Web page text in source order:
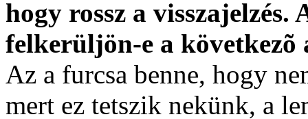
hogy rossz a
felkerüljön-e a következõ
Az a furcsa benne, hogy
mert ez tetszik nekünk, a